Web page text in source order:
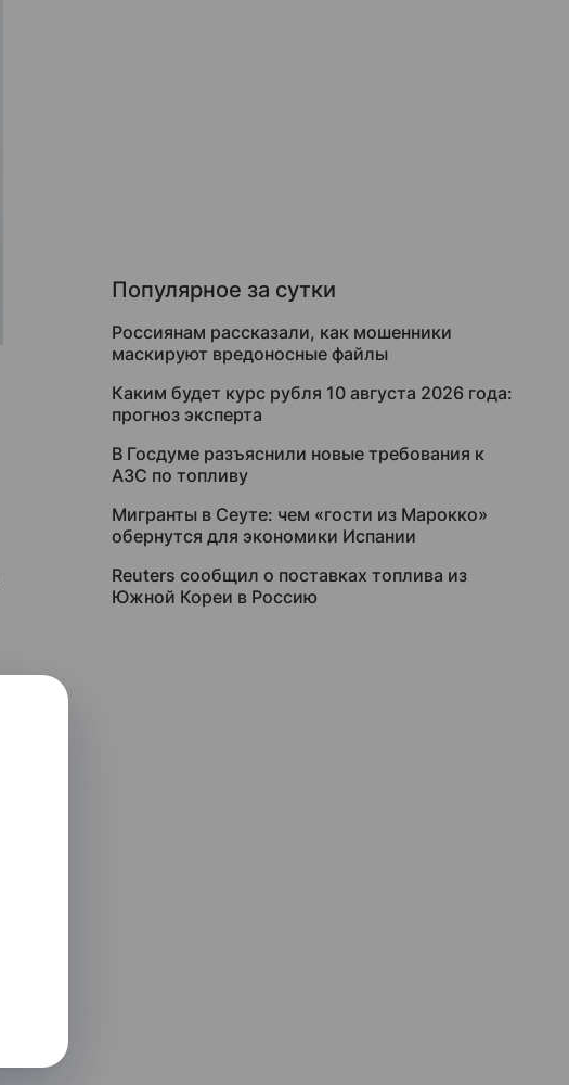
Популярное за сутки
Россиянам рассказали, как мошенники
маскируют вредоносные файлы
Каким будет курс рубля 10 августа 2026 года:
прогноз эксперта
В Госдуме разъяснили новые требования к
АЗС по топливу
Мигранты в Сеуте: чем «гости из Марокко»
обернутся для экономики Испании
Reuters сообщил о поставках топлива из
Южной Кореи в Россию